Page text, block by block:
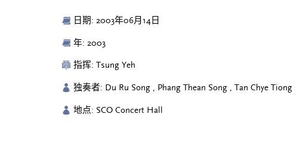
日期: 2003年06月14日
年: 2003
指挥: Tsung Yeh
独奏者: Du Ru Song , Phang Thean Song , Tan Chye Tiong
地点: SCO Concert Hall